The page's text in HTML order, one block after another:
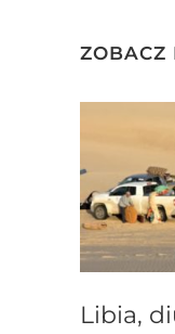
ZOBACZ
Libia,